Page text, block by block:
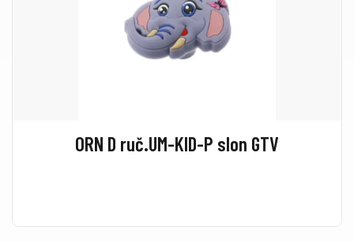
ORN D ruč.UM-KID-P slon GTV